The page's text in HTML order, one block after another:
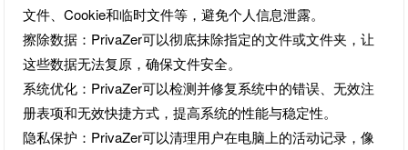
文件、Cookie和临时文件等，避免个人信息泄露。
擦除数据：PrivaZer可以彻底抹除指定的文件或文件夹，让
这些数据无法复原，确保文件安全。
系统优化：PrivaZer可以检测并修复系统中的错误、无效注
册表项和无效快捷方式，提高系统的性能与稳定性。
隐私保护：PrivaZer可以清理用户在电脑上的活动记录，像